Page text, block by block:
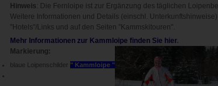
Hinweis: Die Fernloipe ist zur Ergänzung des täglichen
Weitere Informationen und Details (einschl.
"Hotels"/Links und auf den Seiten "Kammskitouren".
Mehr Informationen zur Kammloipe finden Sie hier.
Markierung:
blaue Loipenschilder " Kammloipe "